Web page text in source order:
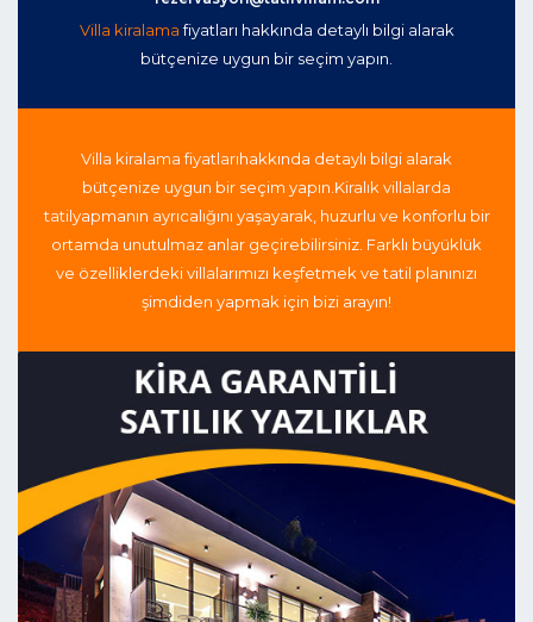
Villa kiralamafiyatları hakkında detaylı bilgi alarak
bütçenize uygun bir seçim yapın.
Villa kiralama fiyatlarıhakkında detaylı bilgi alarak
bütçenize uygun bir seçim yapın.Kiralık villalarda
tatilyapmanın ayrıcalığını yaşayarak, huzurlu ve konforlu bir
ortamda unutulmaz anlar geçirebilirsiniz. Farklı büyüklük
ve özelliklerdeki villalarımızı keşfetmek ve tatil planınızı
şimdiden yapmak için bizi arayın!